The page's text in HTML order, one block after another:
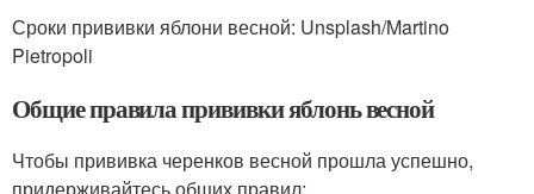
Сроки прививки яблони весной: Unsplash/Martino
Pietropoli
Общие правила прививки яблонь весной
Чтобы прививка черенков весной прошла успешно,